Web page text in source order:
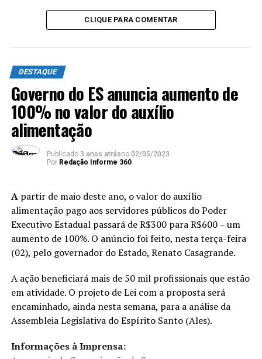
um que me acompanhou e que me ajudou com a chegada
escreveu uma paciente.
“Um primor de equipe!”, destacou uma outra mamãe,
que completou: “Amei toda a estrutura…Obrigada,
equipe, por todo apoio e amor dedicados às vidas que
vocês trazem e deixam rastro de alegria e felicidade”,
frisou.
Curso de Gestantes
das 14 às 18 horas, a equipe do Hospital Municipal
Materno Infantil vai ministrar o primeiro Curso de
Gestantes da unidade. Será no hospital mesmo, com
inscrições prévias, que deverão ser realizadas a partir do
dia 18 de abril, através do telefone 3500-1500.
ANÚNCIO
CLIQUE PARA COMENTAR
DESTAQUE
Governo do ES anuncia aumento de
100% no valor do auxílio
alimentação
Publicado 3 anos atrásno 02/05/2023
Por Redação Informe 360
Apartir de maio deste ano, o valor do auxílio
alimentação pago aos servidores públicos do Poder
Executivo Estadual passará de R$300 para R$600 – um
aumento de 100%. O anúncio foi feito, nesta terça-feira
(02), pelo governador do Estado, Renato Casagrande.
A ação beneficiará mais de 50 mil profissionais que estão
em atividade. O projeto de Lei com a proposta será
encaminhado, ainda nesta semana, para a análise da
Assembleia Legislativa do Espírito Santo (Ales).
Informações à Imprensa: